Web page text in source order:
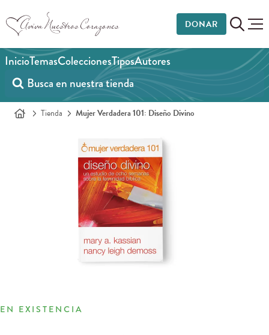
DONAR
InicioTemasColeccionesTiposAutores
Tienda Mujer Verdadera 101: Diseño Divino
EN EXISTENCIA